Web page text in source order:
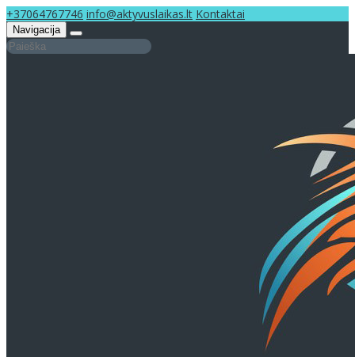
+37064767746 info@aktyvuslaikas.lt Kontaktai
Navigacija